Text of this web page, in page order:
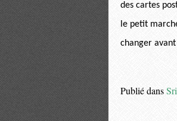
des cartes
le petit
changer
Publié dans